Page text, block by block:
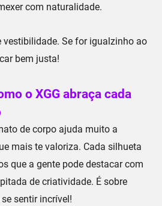
com naturalidade.
vestibilidade. Se for igualzinho ao
bem justa!
o XGG abraça cada
de corpo ajuda muito a
mais te valoriza. Cada silhueta
que a gente pode destacar com
de criatividade. É sobre
se sentir incrível!